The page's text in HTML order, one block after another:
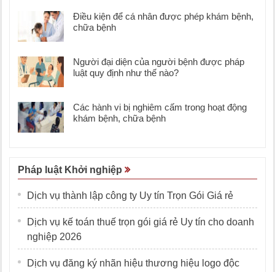
Điều kiện để cá nhân được phép khám bệnh,
chữa bệnh
Người đại diện của người bệnh được pháp
luật quy định như thế nào?
Các hành vi bị nghiêm cấm trong hoạt động
khám bệnh, chữa bệnh
Pháp luật Khởi nghiệp
Dịch vụ thành lập công ty Uy tín Trọn Gói Giá rẻ
Dịch vụ kế toán thuế trọn gói giá rẻ Uy tín cho doanh
nghiệp 2026
Dịch vụ đăng ký nhãn hiệu thương hiệu logo độc